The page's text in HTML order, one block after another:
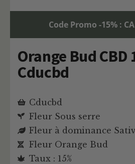
Code Promo -15% :
Orange Bud CBD
Cducbd
Cducbd
Fleur Sous serre
Fleur à dominance
Fleur Orange Bud
Taux : 15%